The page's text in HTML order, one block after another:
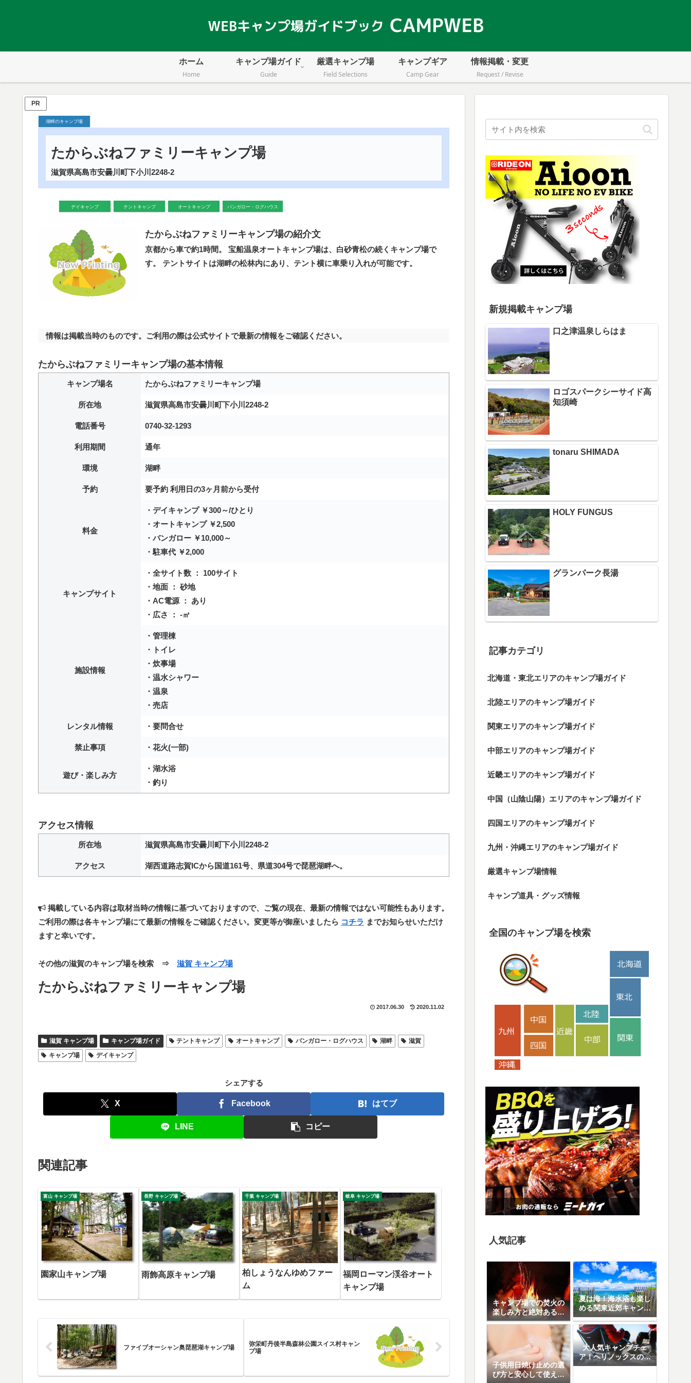
ホーム
Home
キャンプ場ガイド
Guide
厳選キャンプ場
Field Selections
キャンプギア
Camp Gear
情報掲載・変更
Request / Revise
PR
湖畔のキャンプ場
たからぶねファミリーキャンプ場
滋賀県高島市安曇川町下小川2248-2
デイキャンプ テントキャンプ オートキャンプ バンガロー・ログハウス
たからぶねファミリーキャンプ場の紹介文
京都から車で約1時間。 宝船温泉オートキャンプ場は、白砂青松の続くキャンプ場で
す。 テントサイトは湖畔の松林内にあり、テント横に車乗り入れが可能です。
情報は掲載当時のものです。ご利用の際は公式サイトで最新の情報をご確認ください。
たからぶねファミリーキャンプ場の基本情報
キャンプ場名 たからぶねファミリーキャンプ場
所在地 滋賀県高島市安曇川町下小川2248-2
電話番号 0740-32-1293
利用期間 通年
環境 湖畔
予約 要予約 利用日の3ヶ月前から受付
料金
・デイキャンプ ￥300～/ひとり
・オートキャンプ ￥2,500
・バンガロー ￥10,000～
・駐車代 ￥2,000
キャンプサイト
・全サイト数 ： 100サイト
・地面 ： 砂地
・AC電源 ： あり
・広さ ： -㎡
施設情報
・管理棟
・トイレ
・炊事場
・温水シャワー
・温泉
・売店
レンタル情報 ・要問合せ
禁止事項 ・花火(一部)
遊び・楽しみ方
・湖水浴
・釣り
アクセス情報
所在地 滋賀県高島市安曇川町下小川2248-2
アクセス 湖西道路志賀ICから国道161号、県道304号で琵琶湖畔へ。
掲載している内容は取材当時の情報に基づいておりますので、ご覧の現在、最新の情報ではない可能性もあります。
ご利用の際は各キャンプ場にて最新の情報をご確認ください。変更等が御座いましたら コチラ までお知らせいただけ
ますと幸いです。
その他の滋賀のキャンプ場を検索 ⇒ 滋賀 キャンプ場
たからぶねファミリーキャンプ場
2017.06.30 2020.11.02
滋賀 キャンプ場 キャンプ場ガイド テントキャンプ オートキャンプ バンガロー・ログハウス 湖畔
滋賀
キャンプ場
デイキャンプ
シェアする
X Facebook はてブ
LINE コピー
関連記事
富山 キャンプ場
園家山キャンプ場
長野 キャンプ場
雨飾高原キャンプ場
千葉 キャンプ場
柏しょうなんゆめファー
ム
岐阜 キャンプ場
福岡ローマン渓谷オート
キャンプ場
ファイブオーシャン奥琵琶湖キャンプ場
弥栄町丹後半島森林公園スイス村キャン
プ場
新規掲載キャンプ場
口之津温泉しらはま
ロゴスパークシーサイド高
知須崎
tonaru SHIMADA
HOLY FUNGUS
グランパーク長湯
記事カテゴリ
北海道・東北エリアのキャンプ場ガイド
北陸エリアのキャンプ場ガイド
関東エリアのキャンプ場ガイド
中部エリアのキャンプ場ガイド
近畿エリアのキャンプ場ガイド
中国（山陰山陽）エリアのキャンプ場ガイド
四国エリアのキャンプ場ガイド
九州・沖縄エリアのキャンプ場ガイド
厳選キャンプ場情報
キャンプ道具・グッズ情報
全国のキャンプ場を検索
人気記事
キャンプ場での焚火の
楽しみ方と絶対あると
便利なアイテム8選
夏は海！海水浴も楽し
める関東近郊キャンプ
場10選
子供用日焼け止めの選
び方と安心して使える
大人気キャンプチェ
ア！ヘリノックスの魅
力と人気の5モデル徹